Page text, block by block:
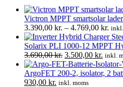
Victron MPPT smartsolar
3.390,00 kr. – 4.769,00 kr.
til
Solarix PLI 1000-12 MPPT
3.690,00kr. Den
oprindelige
pris
var:
3.500,00 kr. Den
pris
inkl.
ArgoFET 200-2, isolator, 2
Den
930,00 kr. Den
inkl. moms